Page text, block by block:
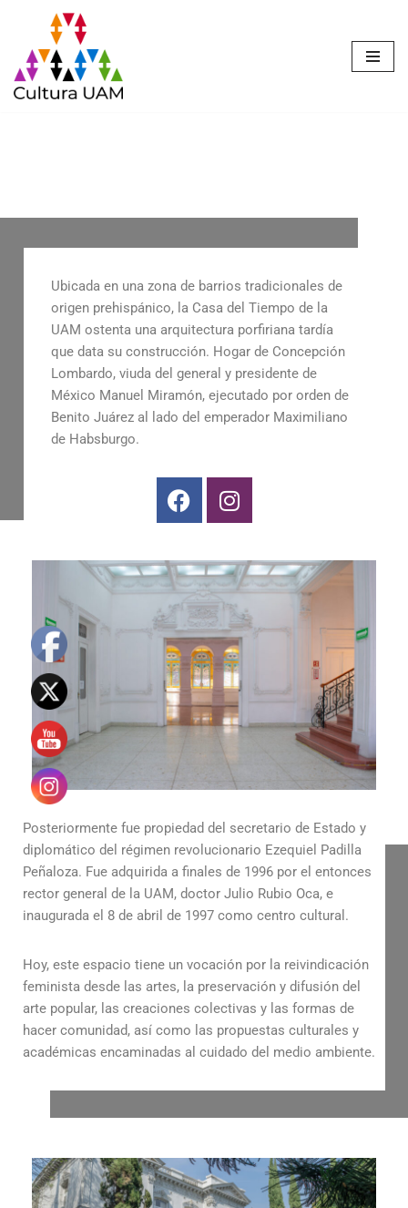
Saltar
al
contenido
Ubicada en una zona de barrios tradicionales de
origen prehispánico, la Casa del Tiempo de la
UAM ostenta una arquitectura porfiriana tardía
que data su construcción. Hogar de Concepción
Lombardo, viuda del general y presidente de
México Manuel Miramón, ejecutado por orden de
Benito Juárez al lado del emperador Maximiliano
de Habsburgo.
Posteriormente fue propiedad del secretario de Estado y
diplomático del régimen revolucionario Ezequiel Padilla
Peñaloza. Fue adquirida a finales de 1996 por el entonces
rector general de la UAM, doctor Julio Rubio Oca, e
inaugurada el 8 de abril de 1997 como centro cultural.
Hoy, este espacio tiene un vocación por la reivindicación
feminista desde las artes, la preservación y difusión del
arte popular, las creaciones colectivas y las formas de
hacer comunidad, así como las propuestas culturales y
académicas encaminadas al cuidado del medio ambiente.